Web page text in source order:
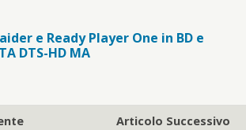
e Ready Player One in BD e
DTS-HD MA
Articolo Successivo